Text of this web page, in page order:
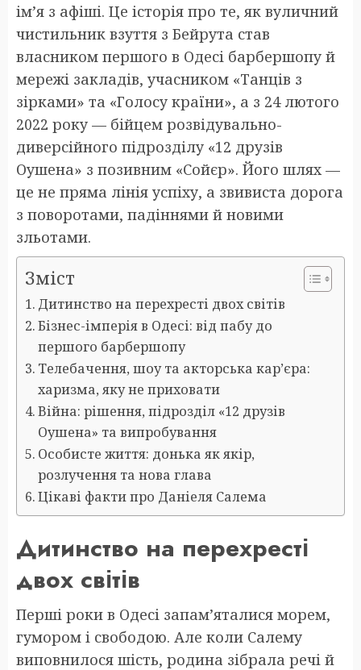
ім’я з афіші. Це історія про те, як вуличний
чистильник взуття з Бейрута став
власником першого в Одесі барбершопу й
мережі закладів, учасником «Танців з
зірками» та «Голосу країни», а з 24 лютого
2022 року — бійцем розвідувально-
диверсійного підрозділу «12 друзів
Оушена» з позивним «Сойєр». Його шлях —
це не пряма лінія успіху, а звивиста дорога
з поворотами, падіннями й новими
зльотами.
Зміст
Дитинство на перехресті двох світів
Бізнес-імперія в Одесі: від пабу до
першого барбершопу
Телебачення, шоу та акторська кар’єра:
харизма, яку не приховати
Війна: рішення, підрозділ «12 друзів
Оушена» та випробування
Особисте життя: донька як якір,
розлучення та нова глава
Цікаві факти про Даніеля Салема
Дитинство на перехресті
двох світів
Перші роки в Одесі запам’яталися морем,
гумором і свободою. Але коли Салему
виповнилося шість, родина зібрала речі й